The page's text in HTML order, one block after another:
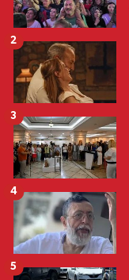
2
3
4
5